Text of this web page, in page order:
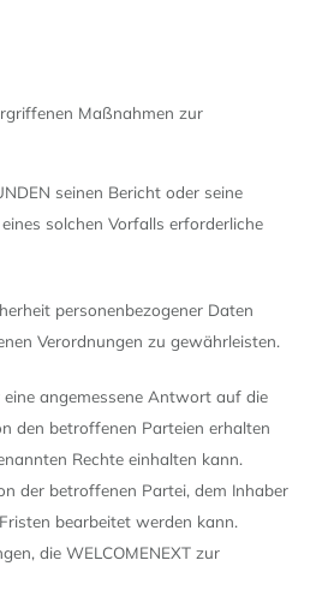
Maßnahmen zur
seinen Bericht oder seine
solchen Vorfalls erforderliche
personenbezogener Daten
Verordnungen zu gewährleisten.
angemessene Antwort auf die
den betroffenen Parteien erhalten
Rechte einhalten kann.
der betroffenen Partei, dem Inhaber
bearbeitet werden kann.
die WELCOMENEXT zur